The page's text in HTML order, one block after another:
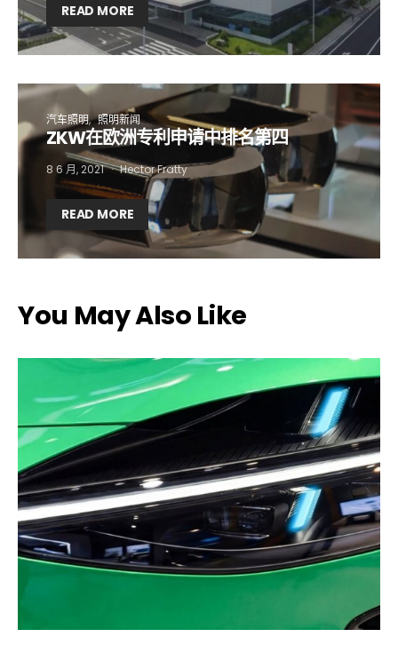
READ MORE
汽车照明 照明新闻
ZKW在欧洲专利申请中排名第四
8 6 月, 2021 Hector Fratty
READ MORE
You May Also Like